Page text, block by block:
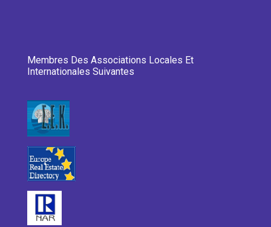
Membres Des Associations Locales Et
Internationales Suivantes